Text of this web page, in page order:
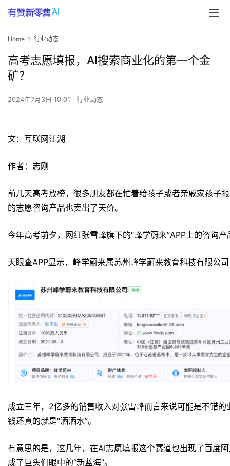
Home 行业动态
高考志愿填报，AI搜索商业化的第一个金
矿？
2024年7月3日 10:01 行业动态
文：互联网江湖
作者：志刚
前几天高考放榜，很多朋友都在忙着给孩子或者亲戚家孩子
的志愿咨询产品也卖出了天价。
今年高考前夕，网红张雪峰旗下的“峰学蔚来”APP上的咨询
天眼查APP显示，峰学蔚来属苏州峰学蔚来教育科技有限公
成立三年，2亿多的销售收入对张雪峰而言来说可能是不错
钱还真的就是“洒洒水”。
有意思的是，这几年，在AI志愿填报这个赛道也出现了百度
成了巨头们眼中的“新蓝海”。